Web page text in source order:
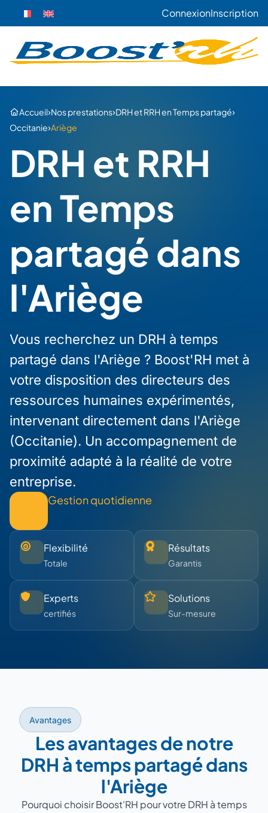
ConnexionInscription
Accueil›Nos prestations›DRH et RRH en Temps partagé›
Occitanie›Ariège
DRH et RRH
en Temps
partagé dans
l'Ariège
Vous recherchez un DRH à temps
partagé dans l'Ariège ? Boost'RH met à
votre disposition des directeurs des
ressources humaines expérimentés,
intervenant directement dans l'Ariège
(Occitanie). Un accompagnement de
proximité adapté à la réalité de votre
entreprise.
Gestion quotidienne
Flexibilité
Totale
Résultats
Garantis
Experts
certifiés
Solutions
Sur-mesure
Avantages
Les avantages de notre
DRH à temps partagé dans
l'Ariège
Pourquoi choisir Boost'RH pour votre DRH à temps